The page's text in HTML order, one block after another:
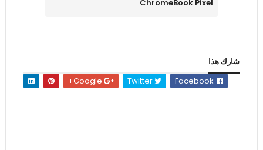
ChromeBook Pixel
شارك هذا
Twitter